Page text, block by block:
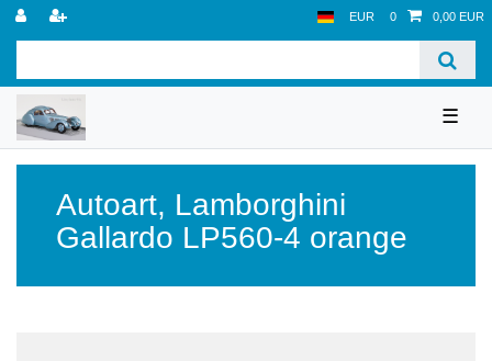
EUR 0 0,00 EUR
☰
Autoart, Lamborghini
Gallardo LP560-4 orange